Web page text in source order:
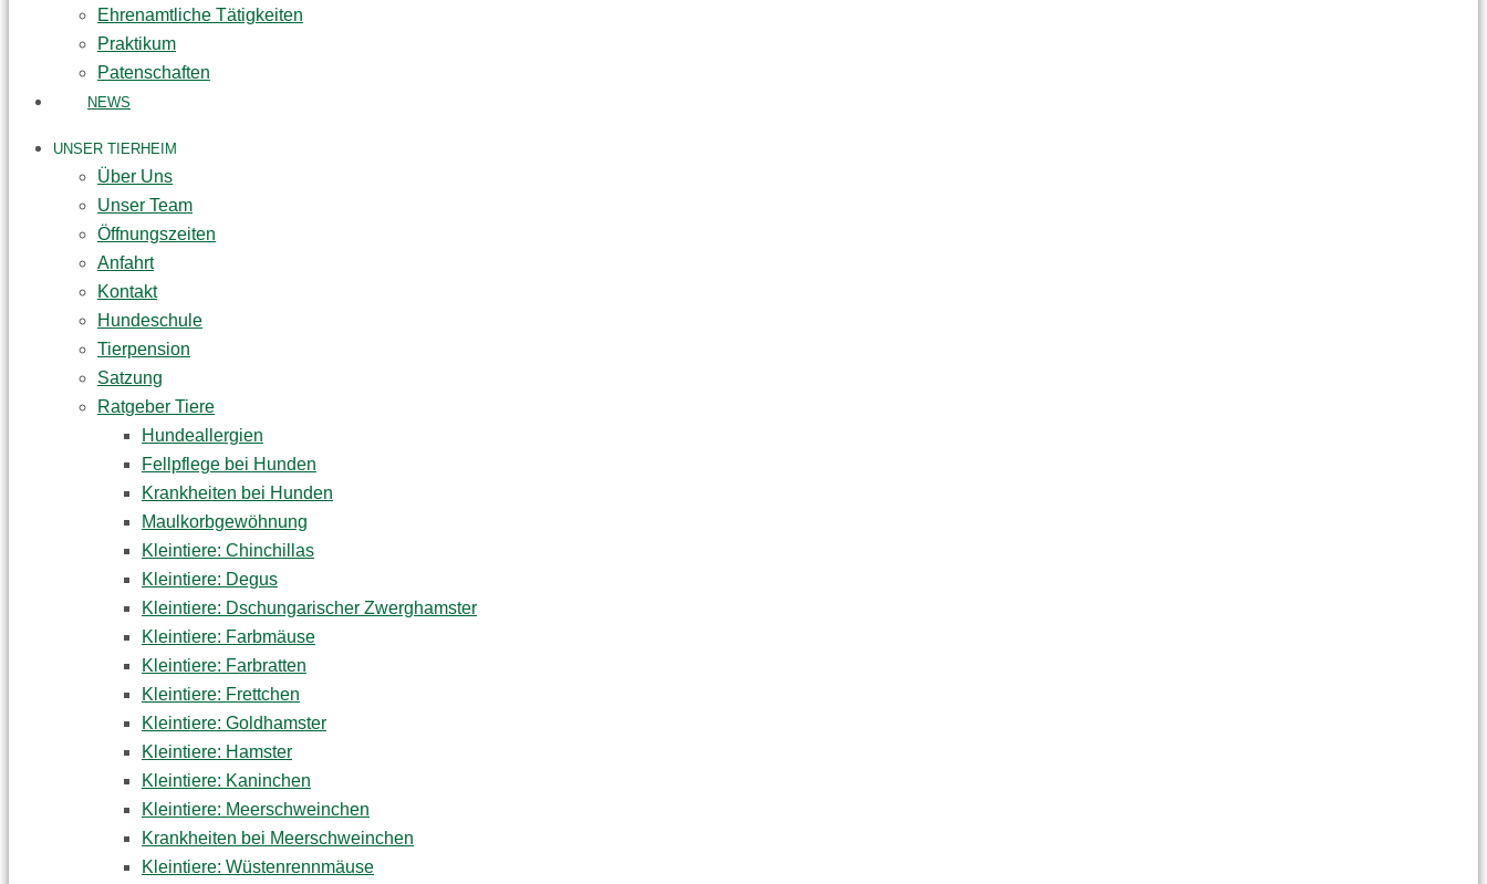
Ehrenamtliche Tätigkeiten
Praktikum
Patenschaften
NEWS
UNSER TIERHEIM
Über Uns
Unser Team
Öffnungszeiten
Anfahrt
Kontakt
Hundeschule
Tierpension
Satzung
Ratgeber Tiere
Hundeallergien
Fellpflege bei Hunden
Krankheiten bei Hunden
Maulkorbgewöhnung
Kleintiere: Chinchillas
Kleintiere: Degus
Kleintiere: Dschungarischer Zwerghamster
Kleintiere: Farbmäuse
Kleintiere: Farbratten
Kleintiere: Frettchen
Kleintiere: Goldhamster
Kleintiere: Hamster
Kleintiere: Kaninchen
Kleintiere: Meerschweinchen
Krankheiten bei Meerschweinchen
Kleintiere: Wüstenrennmäuse